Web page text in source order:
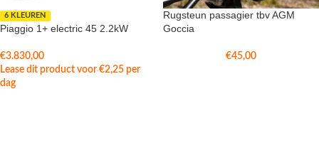
6 KLEUREN
Piaggio 1+ electric 45 2.2kW
€3.830,00
Lease dit product voor €2,25 per
dag
Rugsteun passagier tbv AGM
Goccia
€45,00